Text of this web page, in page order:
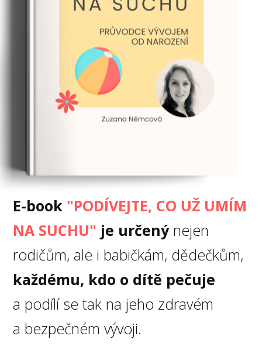
E-book "PODÍVEJTE, CO UŽ UMÍM
NA SUCHU" je určenýnejen
rodičům, ale i babičkám, dědečkům,
každému, kdo o dítě pečuje
a podílí se tak na jeho zdravém
a bezpečném vývoji.